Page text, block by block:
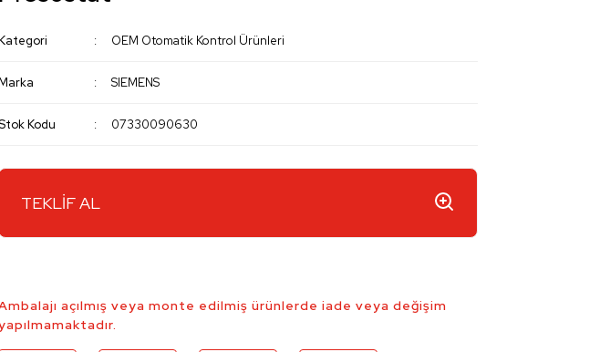
OEM Otomatik Kontrol Ürünleri
SIEMENS
Kodu 07330090630
TEKLİF AL
açılmış veya monte edilmiş ürünlerde iade veya değişim